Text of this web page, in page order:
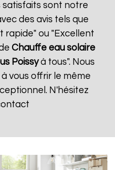
satisfaits sont notre
des avis tels que
rapide" ou "Excellent
Chauffe eau solaire
Poissyà tous". Nous
vous offrir le même
N'hésitez